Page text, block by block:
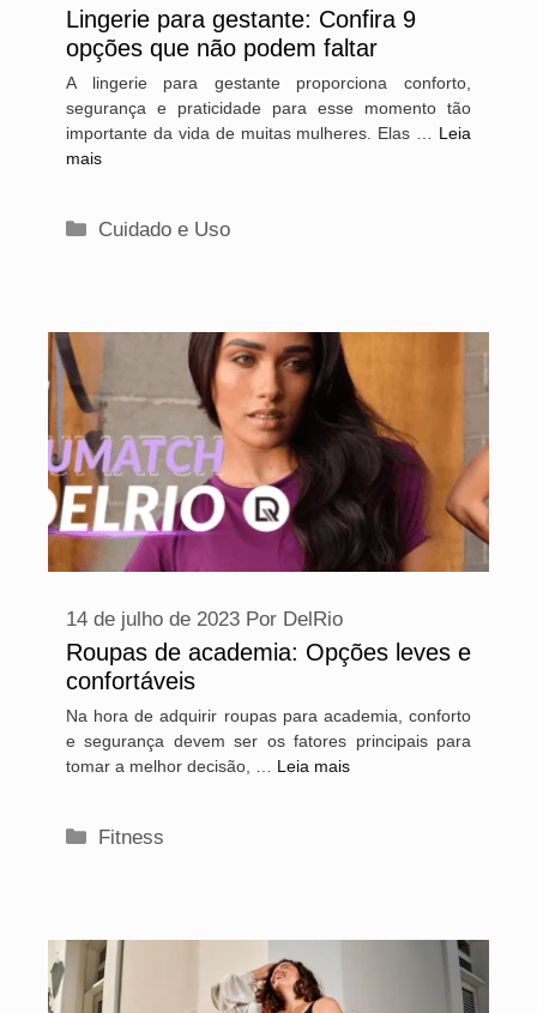
Lingerie para gestante: Confira 9
opções que não podem faltar
A lingerie para gestante proporciona conforto,
segurança e praticidade para esse momento tão
importante da vida de muitas mulheres. Elas …
Leia
mais
Categorias
Cuidado e Uso
Roupas de academia: Opções leves e
confortáveis
14 de julho de 2023 Por DelRio
Na hora de adquirir roupas para academia, conforto
e segurança devem ser os fatores principais para
tomar a melhor decisão, … Leia mais
Categorias
Fitness